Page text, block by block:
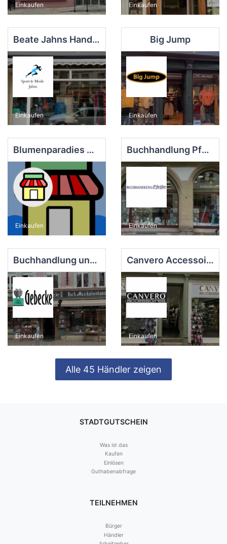
Einkaufen Einkaufen
Beate Jahns Handel mit Sportartikeln Fitness und Sauna
Einkaufen
Big Jump
Einkaufen
Blumenparadies Gabriele Vielahn
Einkaufen
Buchhandlung Pfeifer Bücher und Schreibwaren
Einkaufen
Buchhandlung und Antiquariat Gebecke e.K.
Einkaufen
Canvero Accessoires Frank Rohrschneider
Einkaufen
Alle 45 Händler zeigen
STADTGUTSCHEIN
Was ist das
Kaufen
Einlösen
Guthabenabfrage
TEILNEHMEN
Bürger
Händler